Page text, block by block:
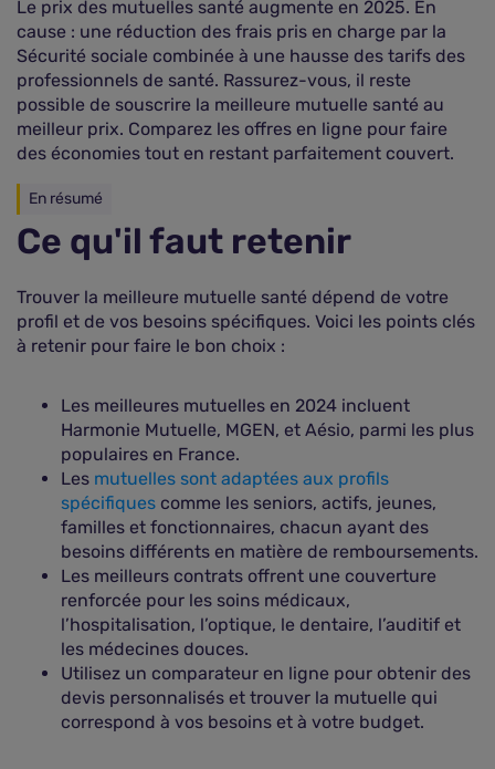
Le prix des mutuelles santé augmente en 2025. En
cause : une réduction des frais pris en charge par la
Sécurité sociale combinée à une hausse des tarifs des
professionnels de santé. Rassurez-vous, il reste
possible de souscrire la meilleure mutuelle santé au
meilleur prix. Comparez les offres en ligne pour faire
des économies tout en restant parfaitement couvert.
En résumé
Ce qu'il faut retenir
Trouver la meilleure mutuelle santé dépend de votre
profil et de vos besoins spécifiques. Voici les points clés
à retenir pour faire le bon choix :
Les meilleures mutuelles en 2024 incluent
Harmonie Mutuelle, MGEN, et Aésio, parmi les plus
populaires en France.
Les mutuelles sont adaptées aux profils
spécifiques comme les seniors, actifs, jeunes,
familles et fonctionnaires, chacun ayant des
besoins différents en matière de remboursements.
Les meilleurs contrats offrent une couverture
renforcée pour les soins médicaux,
l’hospitalisation, l’optique, le dentaire, l’auditif et
les médecines douces.
Utilisez un comparateur en ligne pour obtenir des
devis personnalisés et trouver la mutuelle qui
correspond à vos besoins et à votre budget.